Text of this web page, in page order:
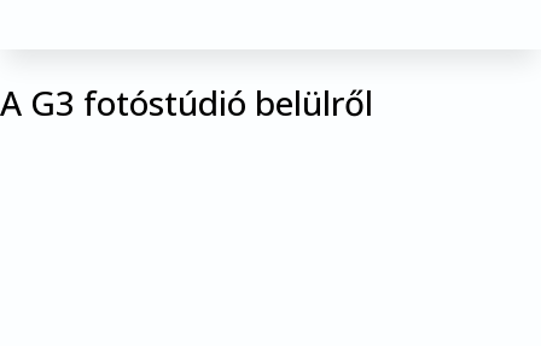
A G3 fotóstúdió belülről